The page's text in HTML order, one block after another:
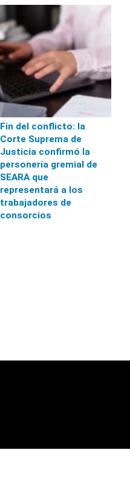
Fin del conflicto: la
Corte Suprema de
Justicia confirmó la
personería gremial de
SEARA que
representará a los
trabajadores de
consorcios